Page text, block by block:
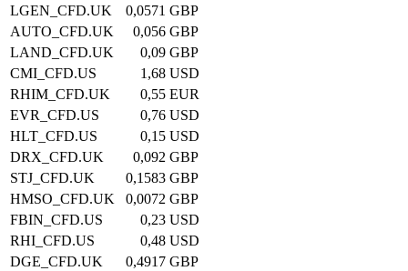
LGEN_CFD.UK
0,0571 GBP
AUTO_CFD.UK
0,056 GBP
LAND_CFD.UK
0,09 GBP
CMI_CFD.US
1,68 USD
RHIM_CFD.UK
0,55 EUR
EVR_CFD.US
0,76 USD
HLT_CFD.US
0,15 USD
DRX_CFD.UK
0,092 GBP
STJ_CFD.UK
0,1583 GBP
HMSO_CFD.UK
0,0072 GBP
FBIN_CFD.US
0,23 USD
RHI_CFD.US
0,48 USD
DGE_CFD.UK
0,4917 GBP